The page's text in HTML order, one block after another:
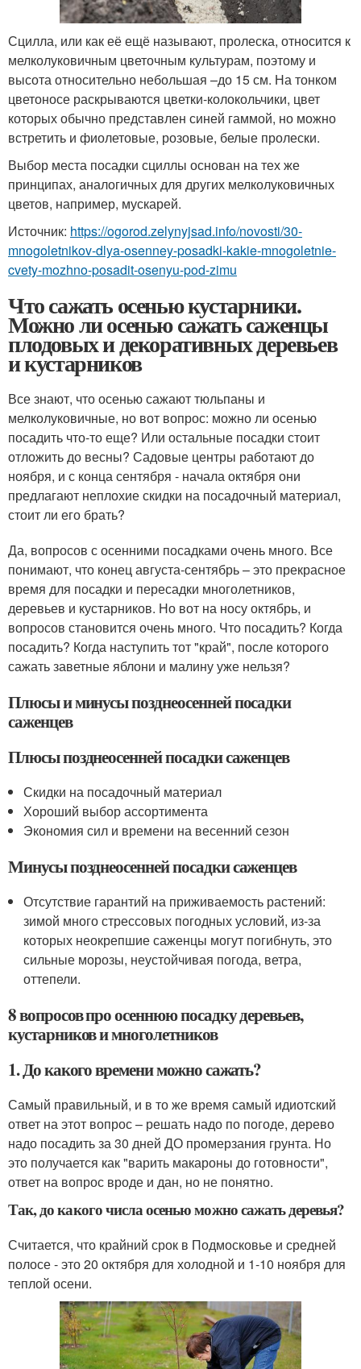
Сцилла, или как её ещё называют, пролеска, относится к
мелколуковичным цветочным культурам, поэтому и
высота относительно небольшая –до 15 см. На тонком
цветоносе раскрываются цветки-колокольчики, цвет
которых обычно представлен синей гаммой, но можно
встретить и фиолетовые, розовые, белые пролески.
Выбор места посадки сциллы основан на тех же
принципах, аналогичных для других мелколуковичных
цветов, например, мускарей.
Источник: https://ogorod.zelynyjsad.info/novosti/30-
mnogoletnikov-dlya-osenney-posadki-kakie-mnogoletnie-
cvety-mozhno-posadit-osenyu-pod-zimu
Что сажать осенью кустарники.
Можно ли осенью сажать саженцы
плодовых и декоративных деревьев
и кустарников
Все знают, что осенью сажают тюльпаны и
мелколуковичные, но вот вопрос: можно ли осенью
посадить что-то еще? Или остальные посадки стоит
отложить до весны? Садовые центры работают до
ноября, и с конца сентября - начала октября они
предлагают неплохие скидки на посадочный материал,
стоит ли его брать?
Да, вопросов с осенними посадками очень много. Все
понимают, что конец августа-сентябрь – это прекрасное
время для посадки и пересадки многолетников,
деревьев и кустарников. Но вот на носу октябрь, и
вопросов становится очень много. Что посадить? Когда
посадить? Когда наступить тот "край", после которого
сажать заветные яблони и малину уже нельзя?
Плюсы и минусы позднеосенней посадки
саженцев
Плюсы позднеосенней посадки саженцев
Скидки на посадочный материал
Хороший выбор ассортимента
Экономия сил и времени на весенний сезон
Минусы позднеосенней посадки саженцев
Отсутствие гарантий на приживаемость растений:
зимой много стрессовых погодных условий, из-за
которых неокрепшие саженцы могут погибнуть, это
сильные морозы, неустойчивая погода, ветра,
оттепели.
8 вопросов про осеннюю посадку деревьев,
кустарников и многолетников
1. До какого времени можно сажать?
Самый правильный, и в то же время самый идиотский
ответ на этот вопрос – решать надо по погоде, дерево
надо посадить за 30 дней ДО промерзания грунта. Но
это получается как "варить макароны до готовности",
ответ на вопрос вроде и дан, но не понятно.
Так, до какого числа осенью можно сажать деревья?
Считается, что крайний срок в Подмосковье и средней
полосе - это 20 октября для холодной и 1-10 ноября для
теплой осени.